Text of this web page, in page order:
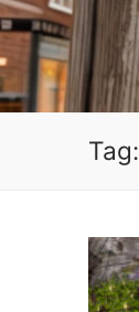
Tag: